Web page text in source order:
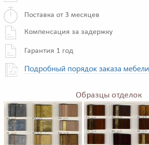
Поставка от 3 месяцев
Компенсация за задержку
Гарантия 1 год
Подробный порядок заказа мебели
Образцы отделок